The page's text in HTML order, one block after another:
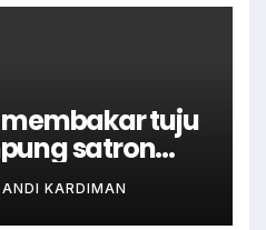
tuju
satron
ANDI KARDIMAN